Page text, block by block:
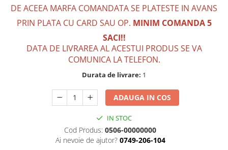
DE ACEEA MARFA COMANDATA SE PLATESTE IN AVANS
PRIN PLATA CU CARD SAU OP. MINIM COMANDA 5
SACI!!
DATA DE LIVRAREA AL ACESTUI PRODUS SE VA
COMUNICA LA TELEFON.
Durata de livrare: 1
ADAUGA IN COS
IN STOC
Cod Produs: 0506-00000000
Ai nevoie de ajutor? 0749-206-104